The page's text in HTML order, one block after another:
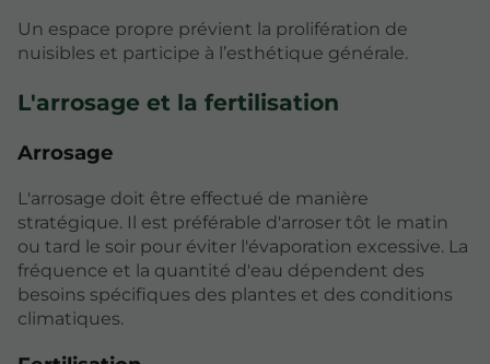
Un espace propre prévient la prolifération de
nuisibles et participe à l’esthétique générale.
L'arrosage et la fertilisation
Arrosage
L'arrosage doit être effectué de manière
stratégique. Il est préférable d'arroser tôt le matin
ou tard le soir pour éviter l'évaporation excessive. La
fréquence et la quantité d'eau dépendent des
besoins spécifiques des plantes et des conditions
climatiques.